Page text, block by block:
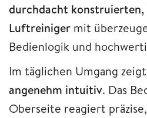
durchdacht konstruierten,
Luftreiniger mit
Bedienlogik und
Im täglichen Umgang
angenehm intuitiv. Das
Oberseite reagiert